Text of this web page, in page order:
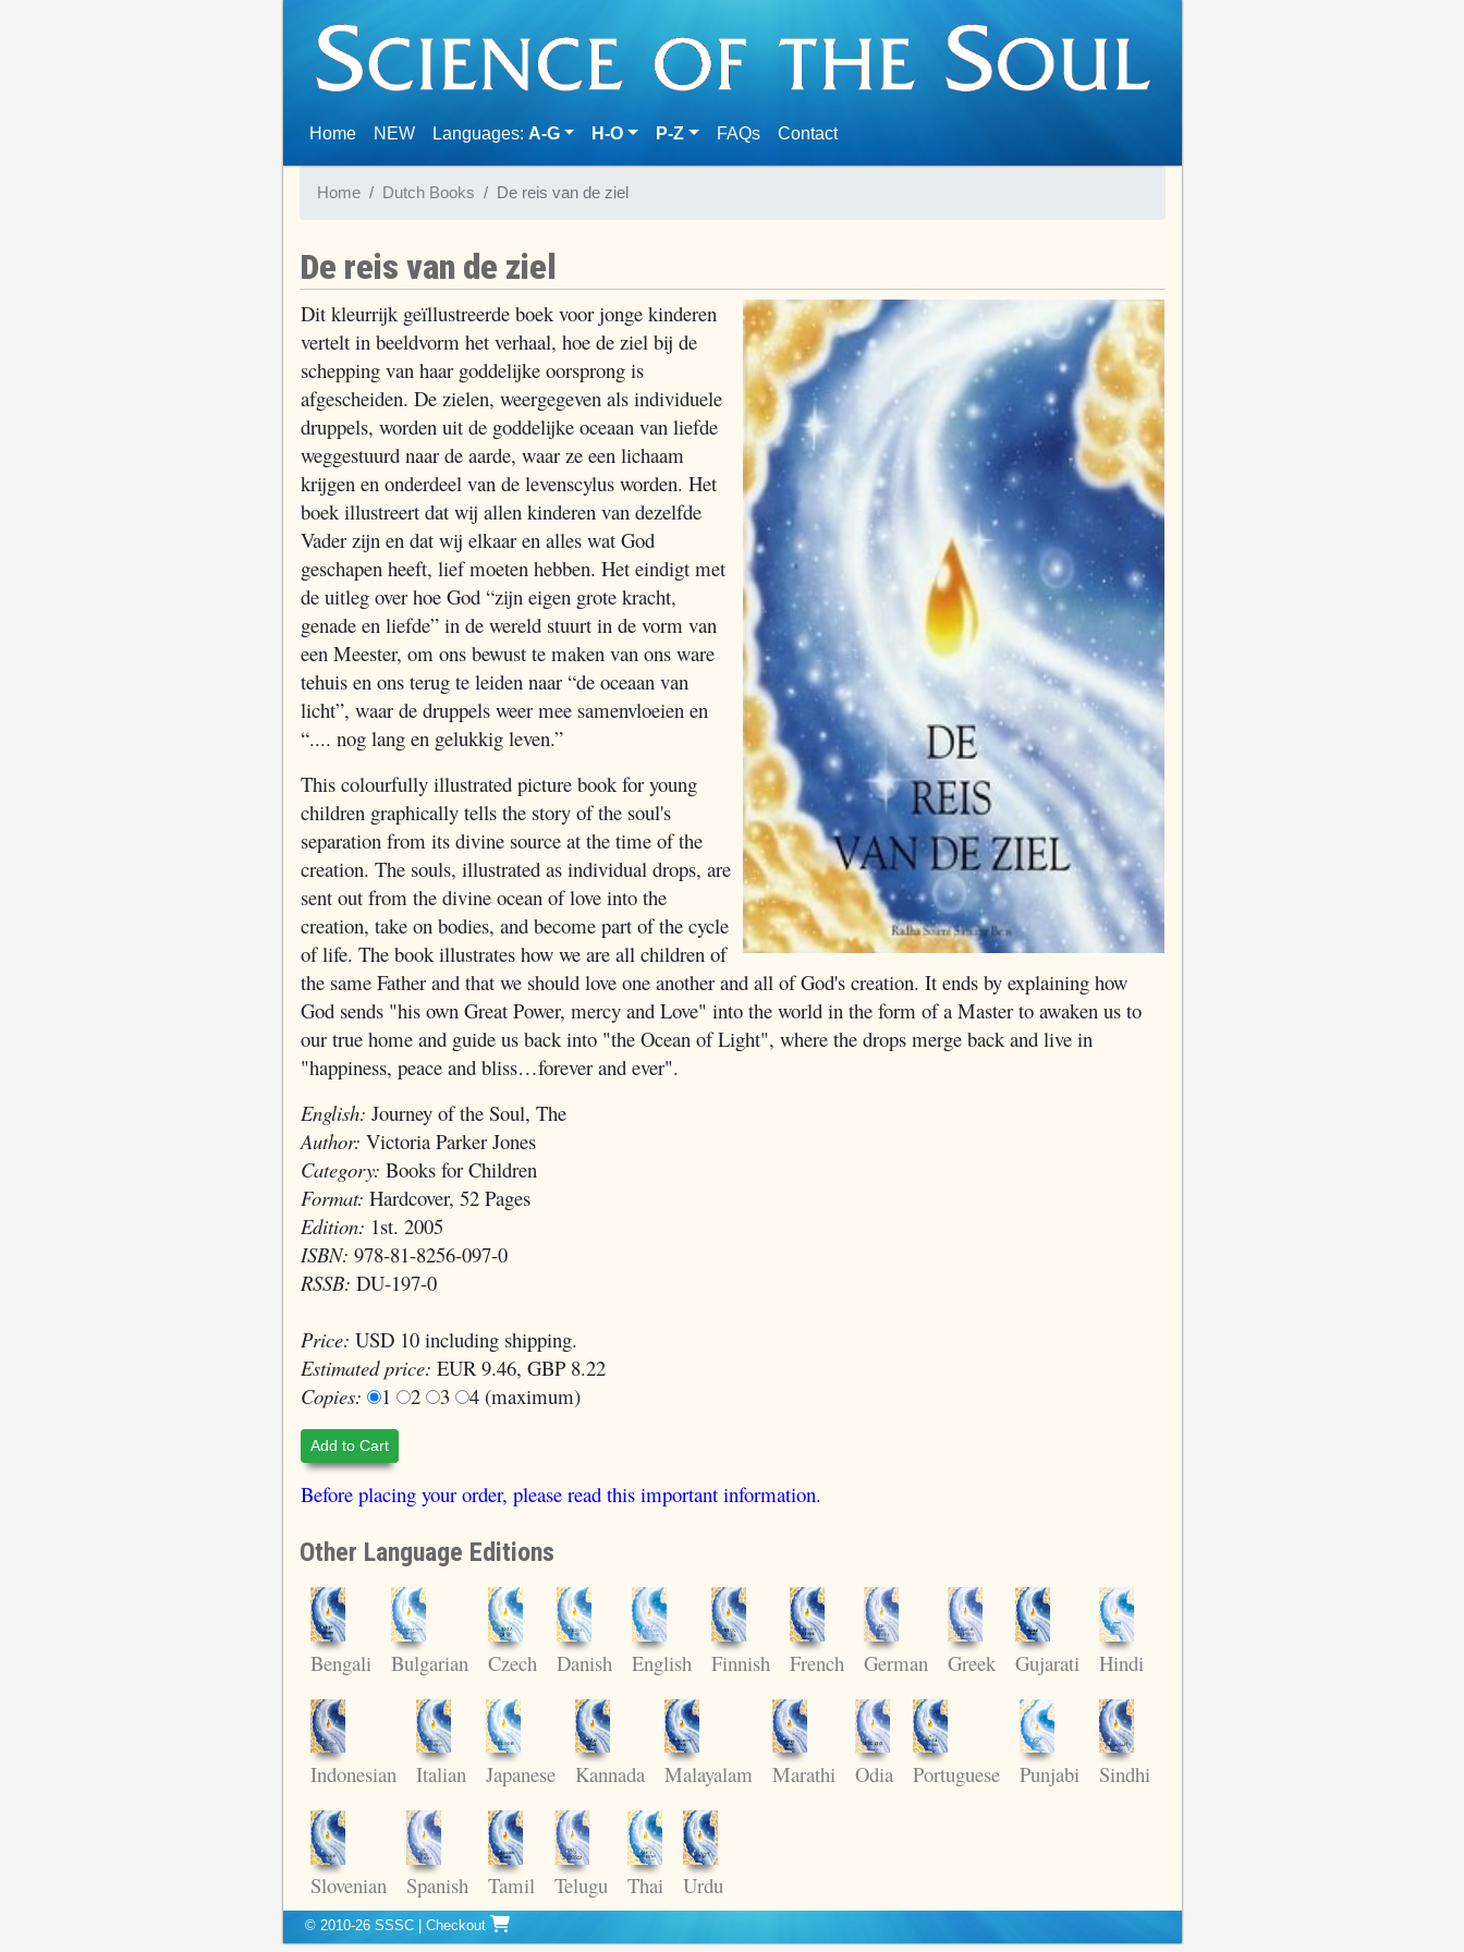
Home(current)
NEW Languages: A-G H-O P-Z FAQs Contact(current)
Home Dutch Books De reis van de ziel
De reis van de ziel
Dit kleurrijk geïllustreerde boek voor jonge kinderen
vertelt in beeldvorm het verhaal, hoe de ziel bij de
schepping van haar goddelijke oorsprong is
afgescheiden. De zielen, weergegeven als individuele
druppels, worden uit de goddelijke oceaan van liefde
weggestuurd naar de aarde, waar ze een lichaam
krijgen en onderdeel van de levenscylus worden. Het
boek illustreert dat wij allen kinderen van dezelfde
Vader zijn en dat wij elkaar en alles wat God
geschapen heeft, lief moeten hebben. Het eindigt met
de uitleg over hoe God “zijn eigen grote kracht,
genade en liefde” in de wereld stuurt in de vorm van
een Meester, om ons bewust te maken van ons ware
tehuis en ons terug te leiden naar “de oceaan van
licht”, waar de druppels weer mee samenvloeien en
“.... nog lang en gelukkig leven.”
This colourfully illustrated picture book for young
children graphically tells the story of the soul's
separation from its divine source at the time of the
creation. The souls, illustrated as individual drops, are
sent out from the divine ocean of love into the
creation, take on bodies, and become part of the cycle
of life. The book illustrates how we are all children of
the same Father and that we should love one another and all of God's creation. It ends by explaining how
God sends "his own Great Power, mercy and Love" into the world in the form of a Master to awaken us to
our true home and guide us back into "the Ocean of Light", where the drops merge back and live in
"happiness, peace and bliss…forever and ever".
English: Journey of the Soul, The
Author: Victoria Parker Jones
Category: Books for Children
Format: Hardcover, 52 Pages
Edition: 1st. 2005
ISBN: 978-81-8256-097-0
RSSB: DU-197-0
Price: USD 10 including shipping.
Estimated price: EUR 9.46, GBP 8.22
Copies:
1 2 3 4 (maximum)
Add to Cart
Before placing your order, please read this important information.
Other Language Editions
Bengali Bulgarian Czech Danish English Finnish French German Greek Gujarati Hindi
Indonesian Italian Japanese Kannada Malayalam Marathi Odia Portuguese Punjabi Sindhi
Slovenian Spanish Tamil Telugu Thai Urdu
© 2010-26 SSSC| Checkout